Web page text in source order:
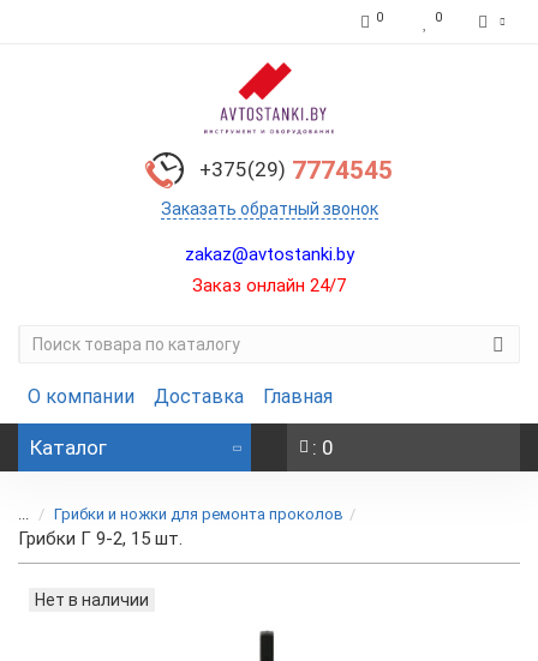
0 0
+375(29) 7774545
Заказать обратный звонок
zakaz@avtostanki.by
Заказ онлайн 24/7
О компании Доставка Главная
Каталог : 0
... Грибки и ножки для ремонта проколов
Грибки Г 9-2, 15 шт.
Нет в наличии